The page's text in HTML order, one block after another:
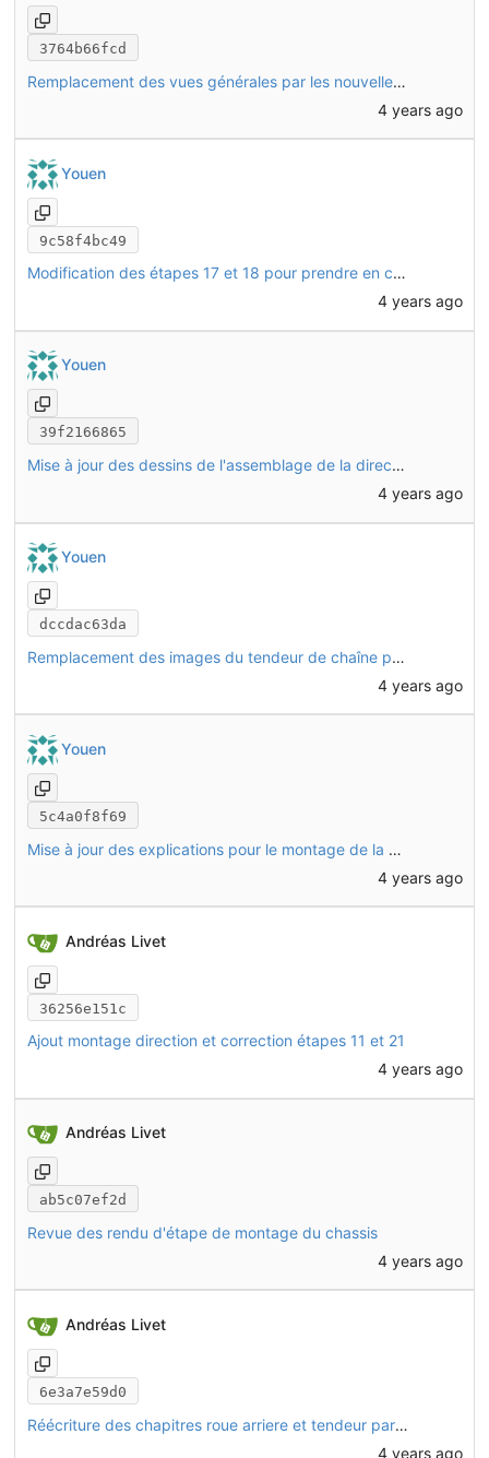
3764b66fcd
Remplacement des vues générales par les nouvelles versions
4 years ago
Youen
9c58f4bc49
Modification des étapes 17 et 18 pour prendre en compte l'ajout de T22
4 years ago
Youen
39f2166865
Mise à jour des dessins de l'assemblage de la direction sans les T03
4 years ago
Youen
dccdac63da
Remplacement des images du tendeur de chaîne par une vue plus claire avec annotations
4 years ago
Youen
5c4a0f8f69
Mise à jour des explications pour le montage de la direction
4 years ago
Andréas Livet
36256e151c
Ajout montage direction et correction étapes 11 et 21
4 years ago
Andréas Livet
ab5c07ef2d
Revue des rendu d'étape de montage du chassis
4 years ago
Andréas Livet
6e3a7e59d0
Réécriture des chapitres roue arriere et tendeur par Gregory
4 years ago